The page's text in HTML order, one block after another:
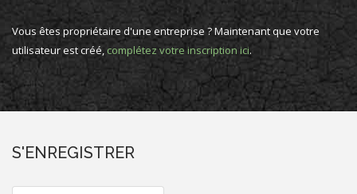
Vous êtes propriétaire d'une entreprise ? Maintenant que votre
utilisateur est créé, complétez votre inscription ici.
S'ENREGISTRER